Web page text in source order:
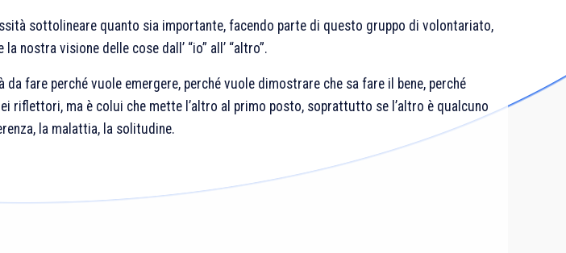
sottolineare quanto sia importante, facendo parte di questo gruppo di volontariato,
nostra visione delle cose dall’ “io” all’ “altro”.
da fare perché vuole emergere, perché vuole dimostrare che sa fare il bene, perché
riflettori, ma è colui che mette l’altro al primo posto, soprattutto se l’altro è qualcuno
la malattia, la solitudine.